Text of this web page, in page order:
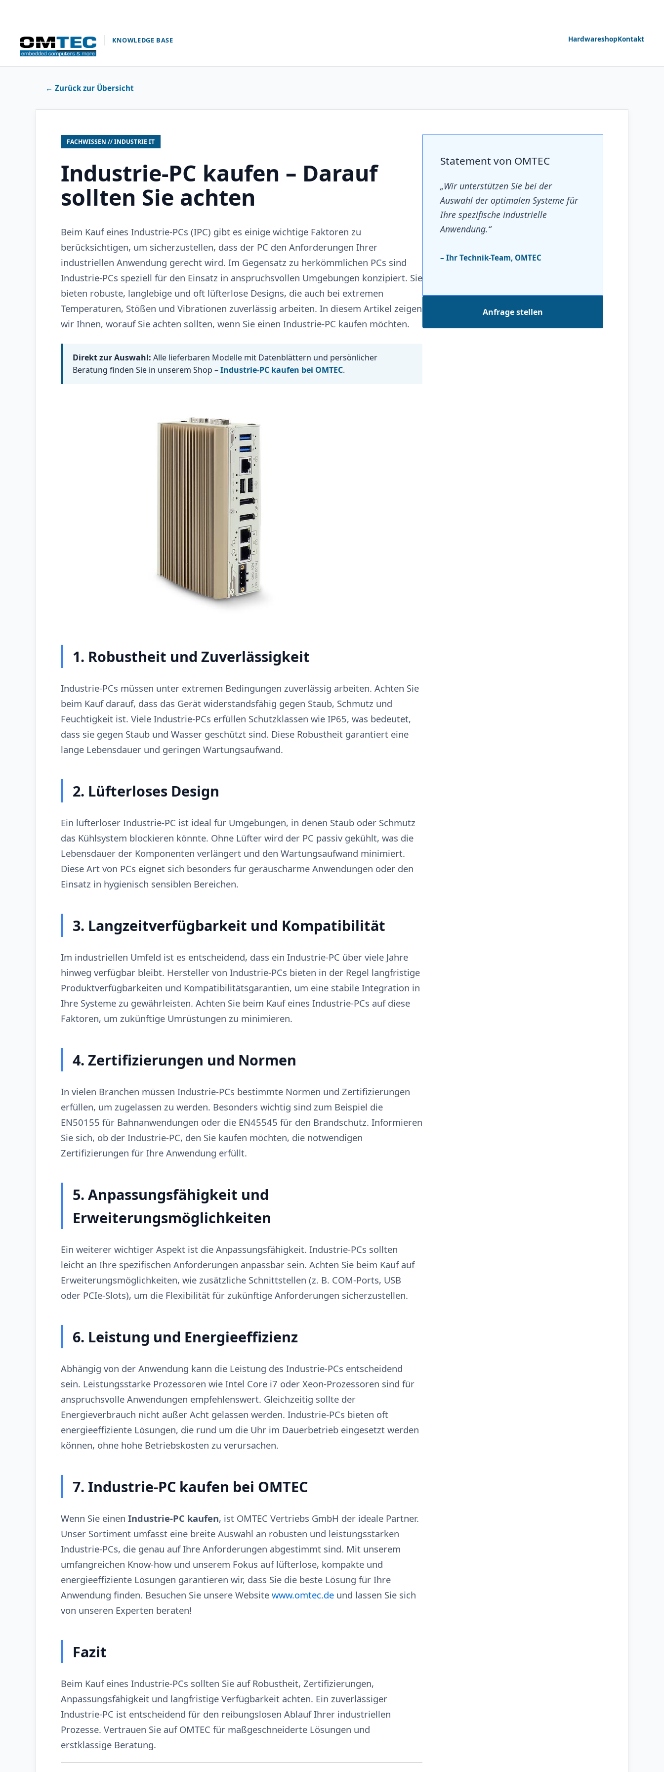
KNOWLEDGE BASE HardwareshopKontakt
← Zurück zur Übersicht
FACHWISSEN // INDUSTRIE IT
Industrie-PC kaufen – Darauf
sollten Sie achten
Beim Kauf eines Industrie-PCs (IPC) gibt es einige wichtige Faktoren zu
berücksichtigen, um sicherzustellen, dass der PC den Anforderungen Ihrer
industriellen Anwendung gerecht wird. Im Gegensatz zu herkömmlichen PCs sind
Industrie-PCs speziell für den Einsatz in anspruchsvollen Umgebungen konzipiert. Sie
bieten robuste, langlebige und oft lüfterlose Designs, die auch bei extremen
Temperaturen, Stößen und Vibrationen zuverlässig arbeiten. In diesem Artikel zeigen
wir Ihnen, worauf Sie achten sollten, wenn Sie einen Industrie-PC kaufen möchten.
Direkt zur Auswahl: Alle lieferbaren Modelle mit Datenblättern und persönlicher
Beratung finden Sie in unserem Shop –Industrie-PC kaufen bei OMTEC.
1. Robustheit und Zuverlässigkeit
Industrie-PCs müssen unter extremen Bedingungen zuverlässig arbeiten. Achten Sie
beim Kauf darauf, dass das Gerät widerstandsfähig gegen Staub, Schmutz und
Feuchtigkeit ist. Viele Industrie-PCs erfüllen Schutzklassen wie IP65, was bedeutet,
dass sie gegen Staub und Wasser geschützt sind. Diese Robustheit garantiert eine
lange Lebensdauer und geringen Wartungsaufwand.
2. Lüfterloses Design
Ein lüfterloser Industrie-PC ist ideal für Umgebungen, in denen Staub oder Schmutz
das Kühlsystem blockieren könnte. Ohne Lüfter wird der PC passiv gekühlt, was die
Lebensdauer der Komponenten verlängert und den Wartungsaufwand minimiert.
Diese Art von PCs eignet sich besonders für geräuscharme Anwendungen oder den
Einsatz in hygienisch sensiblen Bereichen.
3. Langzeitverfügbarkeit und Kompatibilität
Im industriellen Umfeld ist es entscheidend, dass ein Industrie-PC über viele Jahre
hinweg verfügbar bleibt. Hersteller von Industrie-PCs bieten in der Regel langfristige
Produktverfügbarkeiten und Kompatibilitätsgarantien, um eine stabile Integration in
Ihre Systeme zu gewährleisten. Achten Sie beim Kauf eines Industrie-PCs auf diese
Faktoren, um zukünftige Umrüstungen zu minimieren.
4. Zertifizierungen und Normen
In vielen Branchen müssen Industrie-PCs bestimmte Normen und Zertifizierungen
erfüllen, um zugelassen zu werden. Besonders wichtig sind zum Beispiel die
EN50155 für Bahnanwendungen oder die EN45545 für den Brandschutz. Informieren
Sie sich, ob der Industrie-PC, den Sie kaufen möchten, die notwendigen
Zertifizierungen für Ihre Anwendung erfüllt.
5. Anpassungsfähigkeit und
Erweiterungsmöglichkeiten
Ein weiterer wichtiger Aspekt ist die Anpassungsfähigkeit. Industrie-PCs sollten
leicht an Ihre spezifischen Anforderungen anpassbar sein. Achten Sie beim Kauf auf
Erweiterungsmöglichkeiten, wie zusätzliche Schnittstellen (z. B. COM-Ports, USB
oder PCIe-Slots), um die Flexibilität für zukünftige Anforderungen sicherzustellen.
6. Leistung und Energieeffizienz
Abhängig von der Anwendung kann die Leistung des Industrie-PCs entscheidend
sein. Leistungsstarke Prozessoren wie Intel Core i7 oder Xeon-Prozessoren sind für
anspruchsvolle Anwendungen empfehlenswert. Gleichzeitig sollte der
Energieverbrauch nicht außer Acht gelassen werden. Industrie-PCs bieten oft
energieeffiziente Lösungen, die rund um die Uhr im Dauerbetrieb eingesetzt werden
können, ohne hohe Betriebskosten zu verursachen.
7. Industrie-PC kaufen bei OMTEC
Wenn Sie einen Industrie-PC kaufen, ist OMTEC Vertriebs GmbH der ideale Partner.
Unser Sortiment umfasst eine breite Auswahl an robusten und leistungsstarken
Industrie-PCs, die genau auf Ihre Anforderungen abgestimmt sind. Mit unserem
umfangreichen Know-how und unserem Fokus auf lüfterlose, kompakte und
energieeffiziente Lösungen garantieren wir, dass Sie die beste Lösung für Ihre
Anwendung finden. Besuchen Sie unsere Website www.omtec.de und lassen Sie sich
von unseren Experten beraten!
Fazit
Beim Kauf eines Industrie-PCs sollten Sie auf Robustheit, Zertifizierungen,
Anpassungsfähigkeit und langfristige Verfügbarkeit achten. Ein zuverlässiger
Industrie-PC ist entscheidend für den reibungslosen Ablauf Ihrer industriellen
Prozesse. Vertrauen Sie auf OMTEC für maßgeschneiderte Lösungen und
erstklassige Beratung.
Statement von OMTEC
„Wir unterstützen Sie bei der
Auswahl der optimalen Systeme für
Ihre spezifische industrielle
Anwendung.“
– Ihr Technik-Team, OMTEC
Anfrage stellen